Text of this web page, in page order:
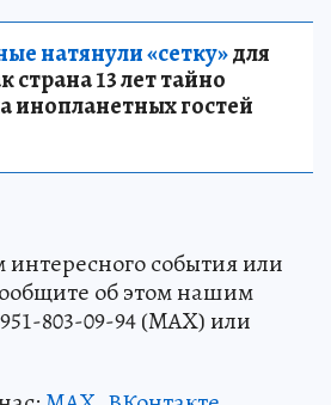
натянули «сетку»для
13 лет тайно
инопланетных гостей
интересного события или
об этом нашим
803-09-94 (MAX) или